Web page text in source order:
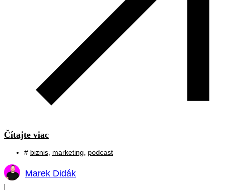
Čítajte viac
# biznis, marketing, podcast
Marek Didák
|